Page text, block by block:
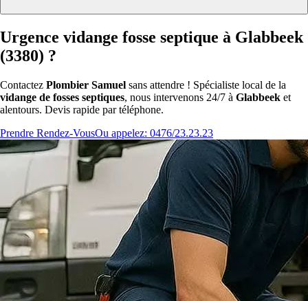
Urgence vidange fosse septique à Glabbeek
(3380) ?
Contactez Plombier Samuel sans attendre ! Spécialiste local de la
vidange de fosses septiques, nous intervenons 24/7 à Glabbeek et
alentours. Devis rapide par téléphone.
Prendre Rendez-VousOu appelez: 0476/23.23.23